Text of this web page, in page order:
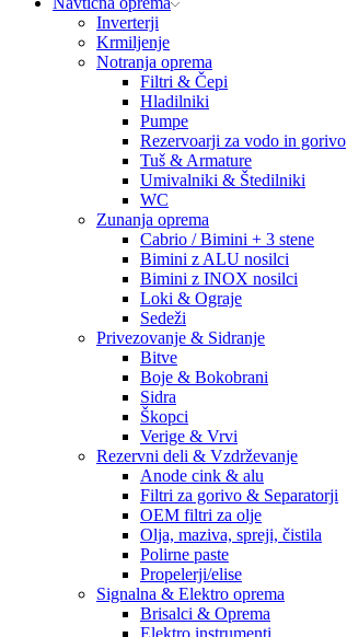
Inverterji
Krmiljenje
Notranja oprema
Filtri & Čepi
Hladilniki
Pumpe
Rezervoarji za vodo in gorivo
Tuš & Armature
Umivalniki & Štedilniki
WC
Zunanja oprema
Cabrio / Bimini + 3 stene
Bimini z ALU nosilci
Bimini z INOX nosilci
Loki & Ograje
Sedeži
Privezovanje & Sidranje
Bitve
Boje & Bokobrani
Sidra
Škopci
Verige & Vrvi
Rezervni deli & Vzdrževanje
Anode cink & alu
Filtri za gorivo & Separatorji
OEM filtri za olje
Olja, maziva, spreji, čistila
Polirne paste
Propelerji/elise
Signalna & Elektro oprema
Brisalci & Oprema
Elektro instrumenti